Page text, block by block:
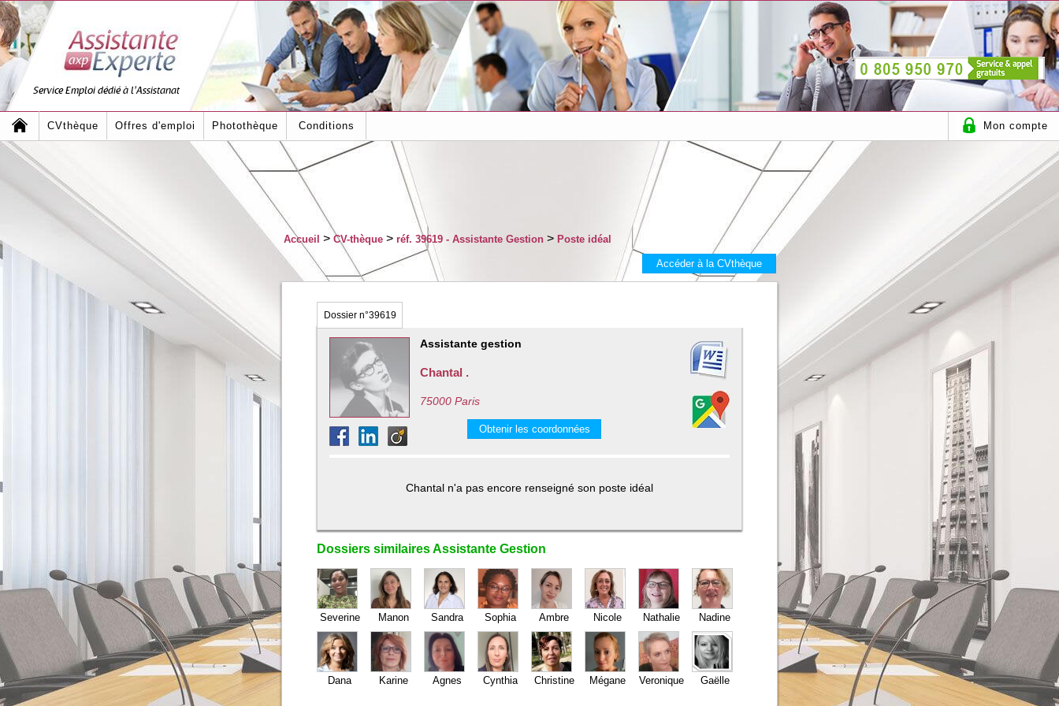
Service Emploi dédié à l'Assistanat
CVthèque Offres d'emploi Photothèque Conditions Mon compte
Accueil > CV-thèque > réf. 39619 - Assistante Gestion > Poste idéal
Accéder à la CVthèque
Dossier n°39619
Assistante gestion
Chantal .
75000 Paris
Obtenir les coordonnées
Chantal n'a pas encore renseigné son poste idéal
Dossiers similaires Assistante Gestion
Severine Manon Sandra Sophia Ambre Nicole Nathalie Nadine
Dana Karine Agnes Cynthia Christine Mégane Veronique Gaëlle